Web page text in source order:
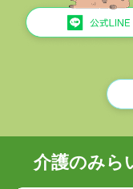
介護のみら